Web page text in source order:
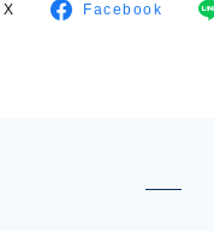
X Facebook